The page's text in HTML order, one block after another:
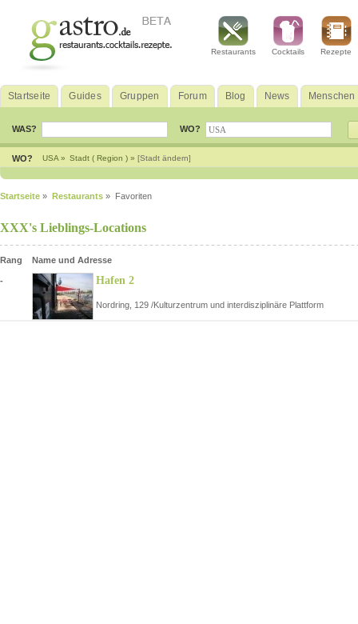
Restaurants Cocktails Rezepte
Startseite Guides Gruppen Forum Blog News Menschen
WAS? WO?
WO? USA » Stadt ( Region ) » [Stadt ändern]
Startseite » Restaurants » Favoriten
XXX's Lieblings-Locations
Rang Name und Adresse
- Hafen 2
Nordring, 129 /Kulturzentrum und interdisziplinäre Plattform